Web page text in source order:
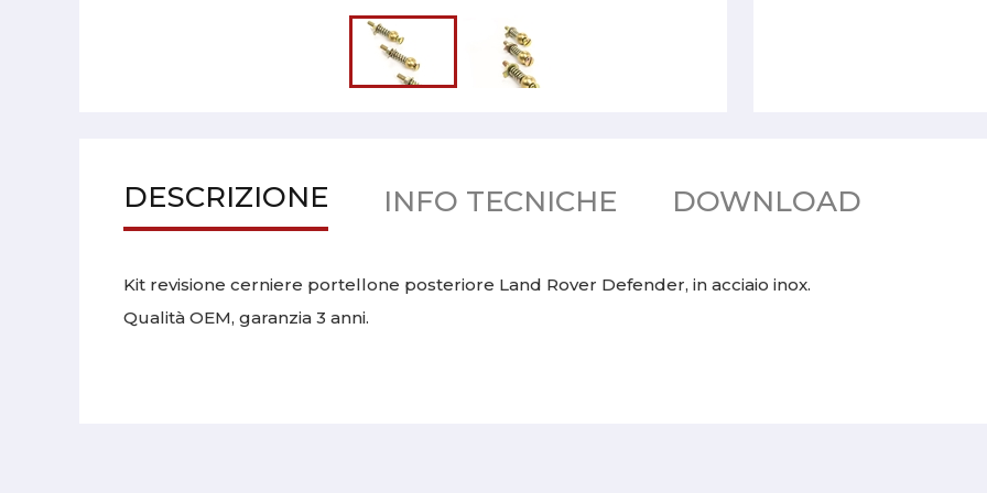
DESCRIZIONE INFO TECNICHE DOWNLOAD
Kit revisione cerniere portellone posteriore Land Rover Defender, in acciaio inox.
Qualità OEM, garanzia 3 anni.